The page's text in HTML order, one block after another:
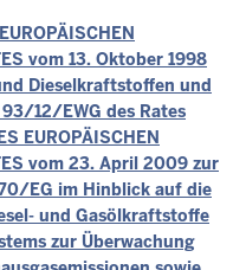
vom 13. Oktober 1998
Dieselkraftstoffen und
12/EWG des Rates
EUROPÄISCHEN
vom 23. April 2009 zur
EG im Hinblick auf die
und Gasölkraftstoffe
zur Überwachung